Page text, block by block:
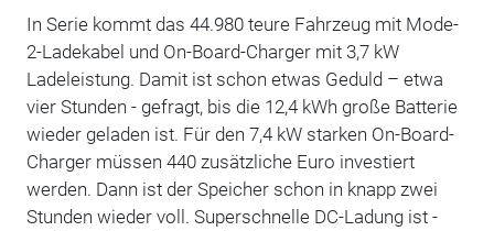
In Serie kommt das 44.980 teure Fahrzeug mit Mode-
2-Ladekabel und On-Board-Charger mit 3,7 kW
Ladeleistung. Damit ist schon etwas Geduld – etwa
vier Stunden - gefragt, bis die 12,4 kWh große Batterie
wieder geladen ist. Für den 7,4 kW starken On-Board-
Charger müssen 440 zusätzliche Euro investiert
werden. Dann ist der Speicher schon in knapp zwei
Stunden wieder voll. Superschnelle DC-Ladung ist -